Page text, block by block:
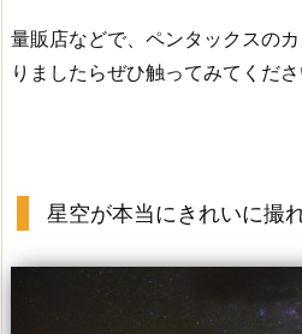
量販店などで、ペンタックスの
りましたらぜひ触ってみてくださ
星空が本当にきれいに撮